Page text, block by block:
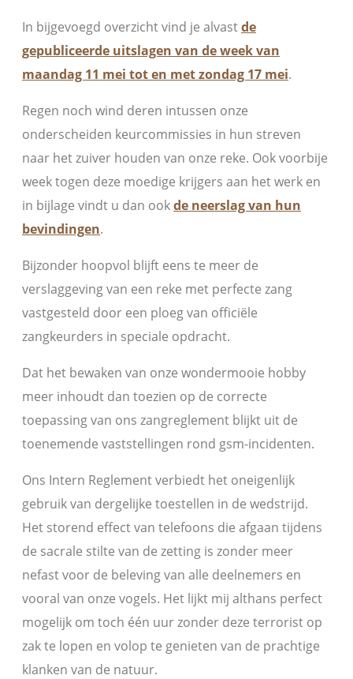
In bijgevoegd overzicht vind je alvastde
gepubliceerde uitslagen van de week van
maandag 11 mei tot en met zondag 17 mei.
Regen noch wind deren intussen onze
onderscheiden keurcommissies in hun streven
naar het zuiver houden van onze reke. Ook voorbije
week togen deze moedige krijgers aan het werk en
in bijlage vindt u dan ookde neerslag van hun
bevindingen.
Bijzonder hoopvol blijft eens te meer de
verslaggeving van een reke met perfecte zang
vastgesteld door een ploeg van officiële
zangkeurders in speciale opdracht.
Dat het bewaken van onze wondermooie hobby
meer inhoudt dan toezien op de correcte
toepassing van ons zangreglement blijkt uit de
toenemende vaststellingen rond gsm-incidenten.
Ons Intern Reglement verbiedt het oneigenlijk
gebruik van dergelijke toestellen in de wedstrijd.
Het storend effect van telefoons die afgaan tijdens
de sacrale stilte van de zetting is zonder meer
nefast voor de beleving van alle deelnemers en
vooral van onze vogels. Het lijkt mij althans perfect
mogelijk om toch één uur zonder deze terrorist op
zak te lopen en volop te genieten van de prachtige
klanken van de natuur.